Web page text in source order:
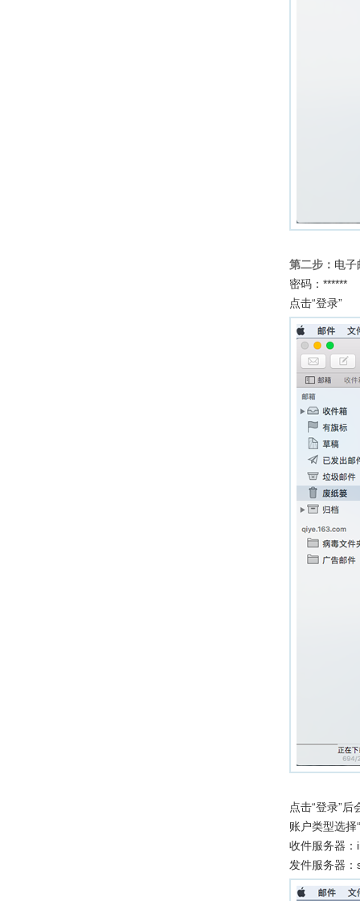
第二步： 电
密码：******
点击“登录”
点击“登录”
账户类型选择
收件服务器
发件服务器